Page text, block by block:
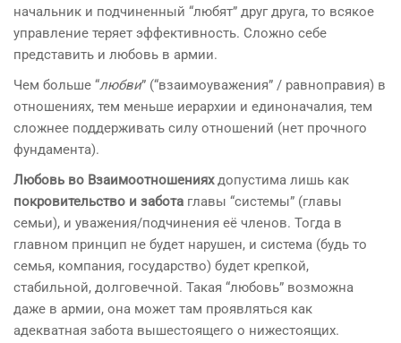
начальник и подчиненный “любят” друг друга, то всякое
управление теряет эффективность. Сложно себе
представить и любовь в армии.
Чем больше “любви” (“взаимоуважения” / равноправия) в
отношениях, тем меньше иерархии и единоначалия, тем
сложнее поддерживать силу отношений (нет прочного
фундамента).
Любовь во Взаимоотношенияхдопустима лишь как
покровительство и забота главы “системы” (главы
семьи), и уважения/подчинения её членов. Тогда в
главном принцип не будет нарушен, и система (будь то
семья, компания, государство) будет крепкой,
стабильной, долговечной. Такая “любовь” возможна
даже в армии, она может там проявляться как
адекватная забота вышестоящего о нижестоящих.